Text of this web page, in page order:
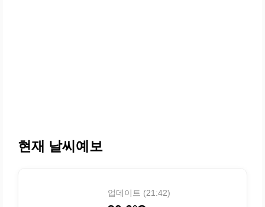
현재 날씨예보
업데이트 (21:42)